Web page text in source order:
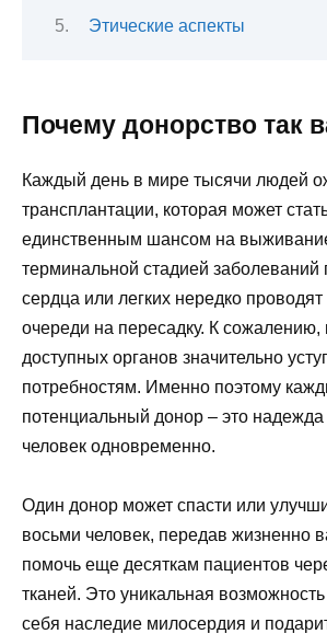
Этические аспекты
Почему донорство так
Каждый день в мире тысячи людей
трансплантации, которая может
единственным шансом на
терминальной стадией заболеваний
сердца или легких нередко
очереди на пересадку. К сожалению,
доступных органов значительно
потребностям. Именно поэтому
потенциальный донор – это надежда
человек одновременно.
Один донор может спасти или
восьми человек, передав жизненно
помочь еще десяткам пациентов
тканей. Это уникальная
себя наследие милосердия и